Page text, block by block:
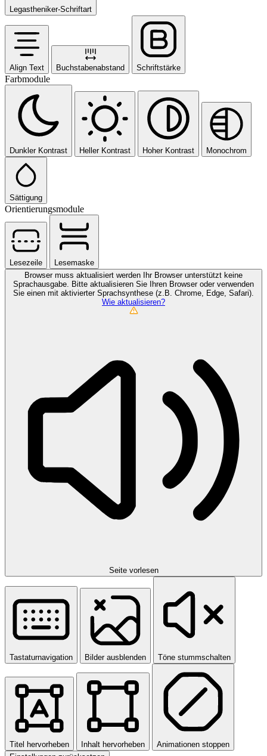
Legastheniker-Schriftart
Align Text Buchstabenabstand Schriftstärke
Farbmodule
Dunkler Kontrast Heller Kontrast Hoher Kontrast Monochrom
Sättigung
Orientierungsmodule
Lesezeile
Lesemaske
Browser muss aktualisiert werden
Ihr Browser unterstützt keine
Sprachausgabe. Bitte aktualisieren Sie Ihren Browser oder verwenden
Sie einen mit aktivierter Sprachsynthese (z.B. Chrome, Edge, Safari).
Wie aktualisieren?
Seite vorlesen
Tastaturnavigation Bilder ausblenden Töne stummschalten
Titel hervorheben Inhalt hervorheben
Animationen stoppen